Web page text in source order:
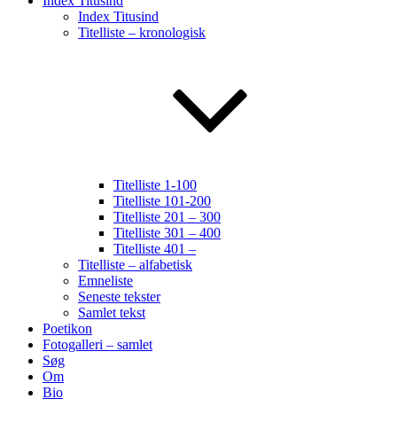
Index Titusind
Titelliste – kronologisk
Titelliste 1-100
Titelliste 101-200
Titelliste 201 – 300
Titelliste 301 – 400
Titelliste 401 –
Titelliste – alfabetisk
Emneliste
Seneste tekster
Samlet tekst
Poetikon
Fotogalleri – samlet
Søg
Om
Bio